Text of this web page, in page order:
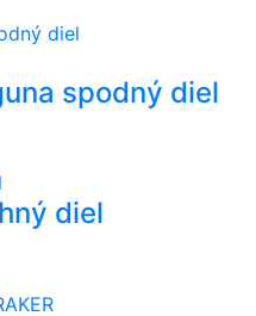
spodný diel
diel